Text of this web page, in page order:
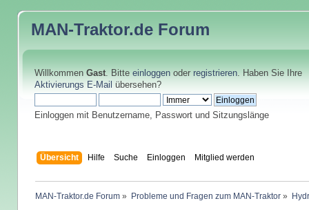
MAN-Traktor.de Forum
Willkommen Gast. Bitte einloggenoder registrieren. Haben Sie Ihre
Aktivierungs E-Mail übersehen?
Einloggen mit Benutzername, Passwort und Sitzungslänge
Übersicht Hilfe Suche Einloggen Mitglied werden
MAN-Traktor.de Forum » Probleme und Fragen zum MAN-Traktor »